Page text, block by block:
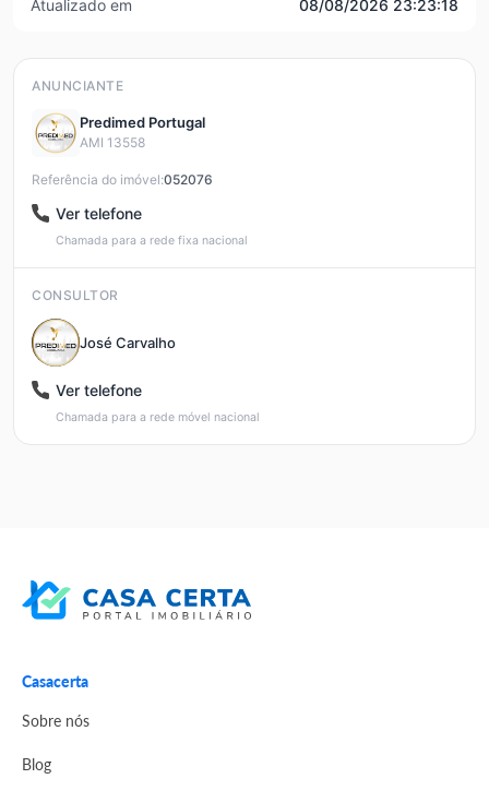
Atualizado em 08/08/2026 23:23:18
ANUNCIANTE
Predimed Portugal
AMI 13558
Referência do imóvel:052076
Ver telefone
Chamada para a rede fixa nacional
CONSULTOR
José Carvalho
Ver telefone
Chamada para a rede móvel nacional
Casacerta
Sobre nós
Blog